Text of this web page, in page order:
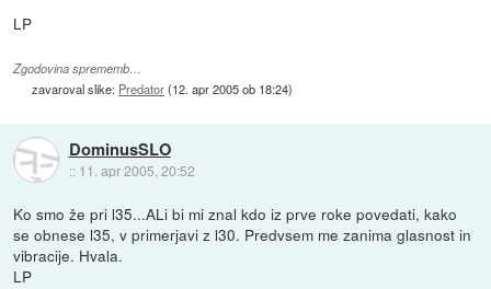
LP
Zgodovina sprememb…
zavaroval slike: Predator(12. apr 2005 ob 18:24)
DominusSLO
:: 11. apr 2005, 20:52
Ko smo že pri l35...ALi bi mi znal kdo iz prve roke povedati, kako
se obnese l35, v primerjavi z l30. Predvsem me zanima glasnost in
vibracije. Hvala.
LP